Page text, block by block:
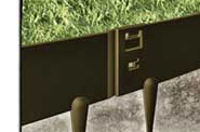
Kenotaf Antonína
Pomník vojákům
v Kozlech